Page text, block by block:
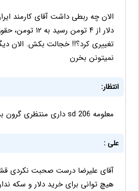
الان چه ربطی داشت آقای کارمند
دلار از ۴ تومن
تغییری کرد؟!! خجالت بکش. الان
نمیتونن بخرن
انتظار:
معلومه 206 sd داری منتظری گرون بشه ...
علی :
آقای علیرضا درست صحبت نکردی قشر
هیچ توانی برای خرید دلار و سکه